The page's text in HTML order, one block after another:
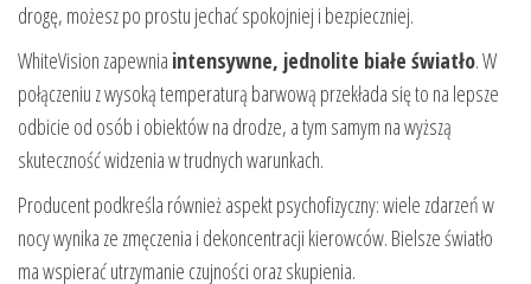
drogę, możesz po prostu jechać spokojniej i bezpieczniej.
WhiteVision zapewnia intensywne, jednolite białe światło. W
połączeniu z wysoką temperaturą barwową przekłada się to na lepsze
odbicie od osób i obiektów na drodze, a tym samym na wyższą
skuteczność widzenia w trudnych warunkach.
Producent podkreśla również aspekt psychofizyczny: wiele zdarzeń w
nocy wynika ze zmęczenia i dekoncentracji kierowców. Bielsze światło
ma wspierać utrzymanie czujności oraz skupienia.